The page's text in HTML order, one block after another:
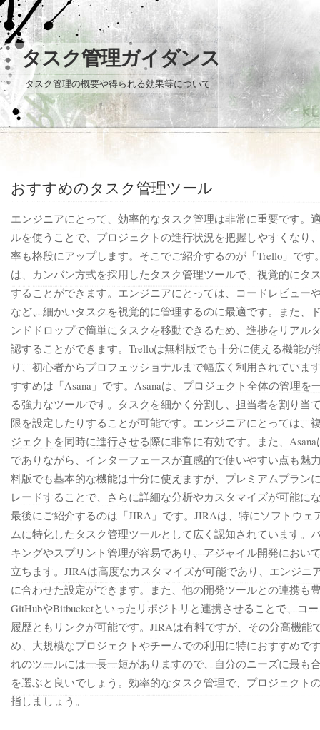
タスク管理ガイダンス
タスク管理の概要や得られる効果等について
おすすめのタスク管理ツール
エンジニアにとって、効率的なタスク管理は非常に重要です。
ルを使うことで、プロジェクトの進行状況を把握しやすくなり
率も格段にアップします。そこでご紹介するのが「Trello」です
は、カンバン方式を採用したタスク管理ツールで、視覚的にタ
することができます。エンジニアにとっては、コードレビュー
など、細かいタスクを視覚的に管理するのに最適です。また、
ンドドロップで簡単にタスクを移動できるため、進捗をリアル
認することができます。Trelloは無料版でも十分に使える機能が
り、初心者からプロフェッショナルまで幅広く利用されていま
すすめは「Asana」です。Asanaは、プロジェクト全体の管理を
る強力なツールです。タスクを細かく分割し、担当者を割り当
限を設定したりすることが可能です。エンジニアにとっては、
ジェクトを同時に進行させる際に非常に有効です。また、
でありながら、インターフェースが直感的で使いやすい点も魅
料版でも基本的な機能は十分に使えますが、プレミアムプラン
レードすることで、さらに詳細な分析やカスタマイズが可能に
最後にご紹介するのは「JIRA」です。JIRAは、特にソフトウェ
ムに特化したタスク管理ツールとして広く認知されています。
キングやスプリント管理が容易であり、アジャイル開発におい
立ちます。JIRAは高度なカスタマイズが可能であり、エンジニ
に合わせた設定ができます。また、他の開発ツールとの連携も
GitHubやBitbucketといったリポジトリと連携させることで、コ
履歴ともリンクが可能です。JIRAは有料ですが、その分高機能
め、大規模なプロジェクトやチームでの利用に特におすすめで
れのツールには一長一短がありますので、自分のニーズに最も
を選ぶと良いでしょう。効率的なタスク管理で、プロジェクト
指しましょう。